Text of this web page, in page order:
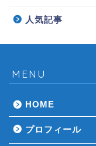
人気記事
MENU
HOME
プロフィール